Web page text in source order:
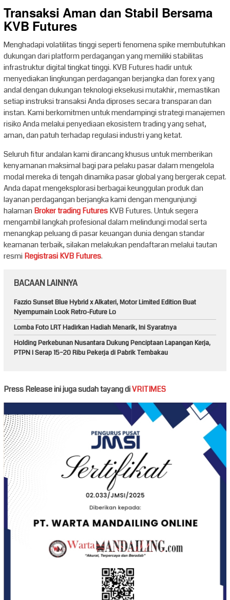
Transaksi Aman dan Stabil Bersama
KVB Futures
Menghadapi volatilitas tinggi seperti fenomena spike membutuhkan
dukungan dari platform perdagangan yang memiliki stabilitas
infrastruktur digital tingkat tinggi. KVB Futures hadir untuk
menyediakan lingkungan perdagangan berjangka dan forex yang
andal dengan dukungan teknologi eksekusi mutakhir, memastikan
setiap instruksi transaksi Anda diproses secara transparan dan
instan. Kami berkomitmen untuk mendampingi strategi manajemen
risiko Anda melalui penyediaan ekosistem trading yang sehat,
aman, dan patuh terhadap regulasi industri yang ketat.
Seluruh fitur andalan kami dirancang khusus untuk memberikan
kenyamanan maksimal bagi para pelaku pasar dalam mengelola
modal mereka di tengah dinamika pasar global yang bergerak cepat.
Anda dapat mengeksplorasi berbagai keunggulan produk dan
layanan perdagangan berjangka kami dengan mengunjungi
halamanBroker trading FuturesKVB Futures. Untuk segera
mengambil langkah profesional dalam melindungi modal serta
menangkap peluang di pasar keuangan dunia dengan standar
keamanan terbaik, silakan melakukan pendaftaran melalui tautan
resmiRegistrasi KVB Futures.
BACAAN LAINNYA
Fazzio Sunset Blue Hybrid x Alkateri, Motor Limited Edition Buat
Nyempurnain Look Retro-Future Lo
Lomba Foto LRT Hadirkan Hadiah Menarik, Ini Syaratnya
Holding Perkebunan Nusantara Dukung Penciptaan Lapangan Kerja,
PTPN I Serap 15–20 Ribu Pekerja di Pabrik Tembakau
Press Release ini juga sudah tayang diVRITIMES